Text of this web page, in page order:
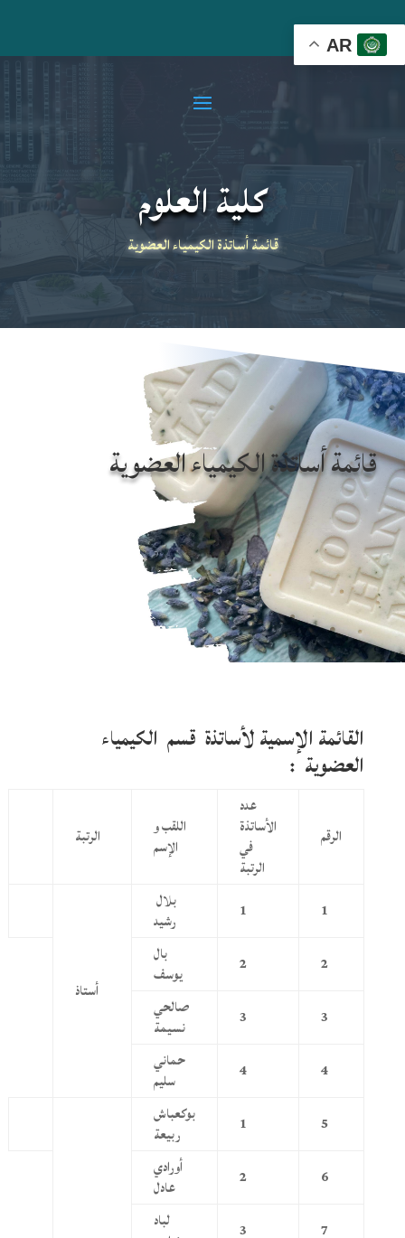
AR
كلية العلوم
قائمة أساتذة الكيمياء العضوية
قائمة أساتذة الكيمياء العضوية
القائمة الإسمية لأساتذة قسم الكيمياء
العضوية :
الرقم
عدد
الأساتذة
في
الرتبة
اللقب و
الإسم الرتبة
1
1 بلال
رشيد
أستاذ
2
2 بال
يوسف
3
3 صالحي
نسيمة
4
4 حماني
سليم
5
1 بوكعباش
ربيعة
6
2 أورادي
عادل
7
3 لباد